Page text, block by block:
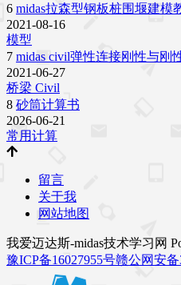
6 midas拉森型钢板桩围堰建模
2021-08-16
模型
7 midas civil弹性连接刚性与刚
2021-06-27
桥梁 Civil
8 砂筒计算书
2026-06-21
常用计算
留言
关于我
网站地图
我爱迈达斯-midas技术学习网
豫ICP备16027955号赣公网安备